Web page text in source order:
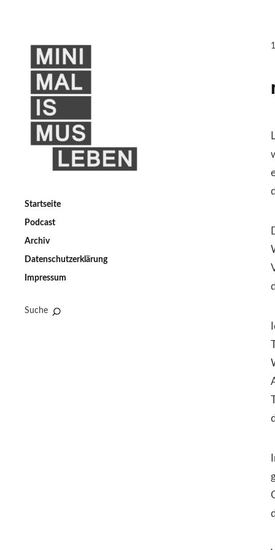
Startseite
Podcast
Archiv
Datenschutzerklärung
Impressum
Suche